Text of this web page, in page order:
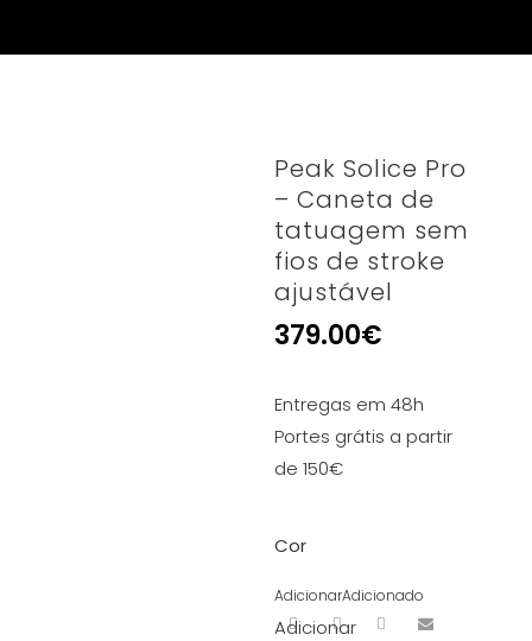
Peak Solice Pro
– Caneta de
tatuagem sem
fios de stroke
ajustável
379.00€
Entregas em 48h
Portes grátis a partir
de 150€
Cor
AdicionarAdicionado
Adicionar